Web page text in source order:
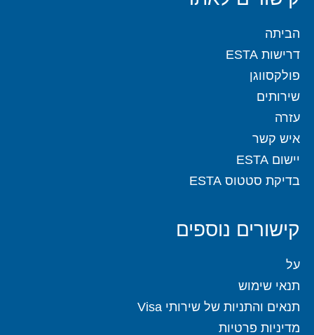
הביתה
דרישות ESTA
פולקסווגן
שירותים
עזרה
איש קשר
יישום ESTA
בדיקת סטטוס ESTA
קישורים נוספים
על
תנאי שימוש
תנאים והתניות של שירותי Visa
מדיניות פרטיות